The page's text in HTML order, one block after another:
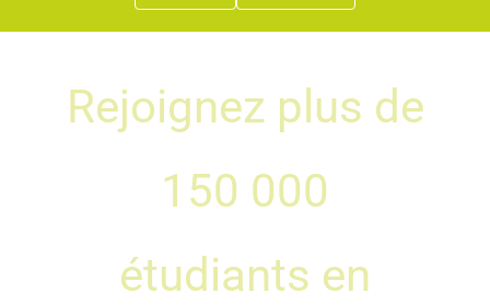
Rejoignez plus de
150 000
étudiants en